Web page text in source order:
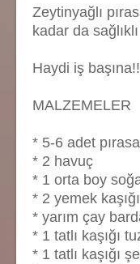
Zeytinyağlı
kadar da
Haydi iş
MALZEMELER
* 5-6 adet pırasa
* 2 havuç
* 1 orta boy
* 2 yemek
* yarım çay
* 1 tatlı kaşığı
* 1 tatlı kaşığı